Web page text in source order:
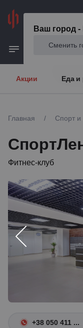
Ваш город -
Сменить
Акции Еда и
Главная / Спорт
Фитнес-клуб
+38 050 411 ...